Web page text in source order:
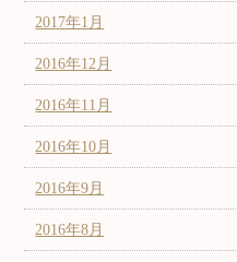
2017年1月
2016年12月
2016年11月
2016年10月
2016年9月
2016年8月